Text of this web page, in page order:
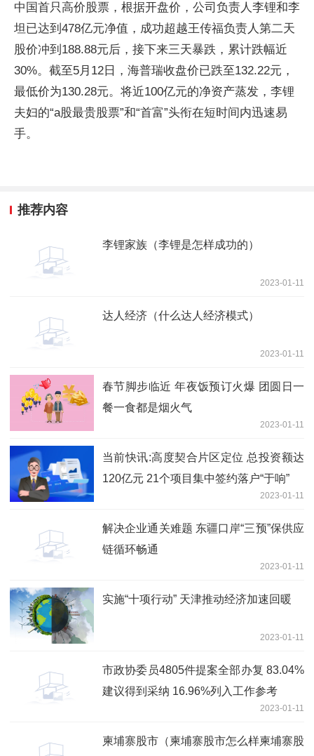
中国首只高价股票 ，根据开盘价，公司负责人李锂和李
坦已达到478亿元净值，成功超越王传福负责人第二天
股价冲到188.88元后，接下来三天暴跌，累计跌幅近
30%。截至5月12日，海普瑞收盘价已跌至132.22元，
最低价为130.28元。将近100亿元的净资产蒸发，李锂
夫妇的“a股最贵股票”和“首富”头衔在短时间内迅速易
手。
推荐内容
李锂家族（李锂是怎样成功的）
2023-01-11
达人经济（什么达人经济模式）
2023-01-11
春节脚步临近 年夜饭预订火爆 团圆日一
餐一食都是烟火气
2023-01-11
当前快讯:高度契合片区定位 总投资额达
120亿元 21个项目集中签约落户“于响”
2023-01-11
解决企业通关难题 东疆口岸“三预”保供应
链循环畅通
2023-01-11
实施“十项行动” 天津推动经济加速回暖
2023-01-11
市政协委员4805件提案全部办复 83.04%
建议得到采纳 16.96%列入工作参考
2023-01-11
柬埔寨股市（柬埔寨股市怎么样柬埔寨股